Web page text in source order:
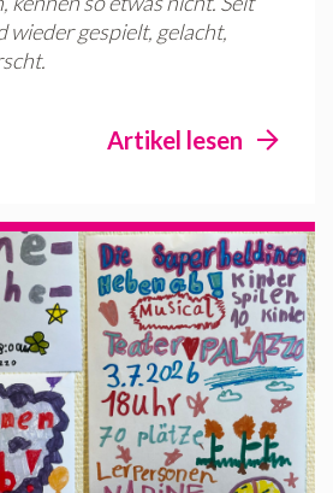
wieder gespielt, gelacht,
Artikel lesen